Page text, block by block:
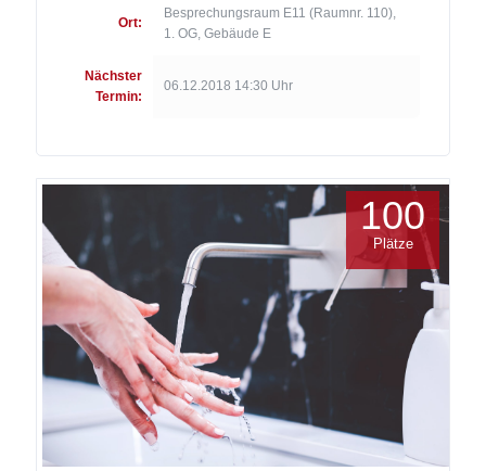
Ort:
Besprechungsraum E11 (Raumnr. 110),
1. OG, Gebäude E
Nächster
Termin:
06.12.2018 14:30 Uhr
100
Plätze